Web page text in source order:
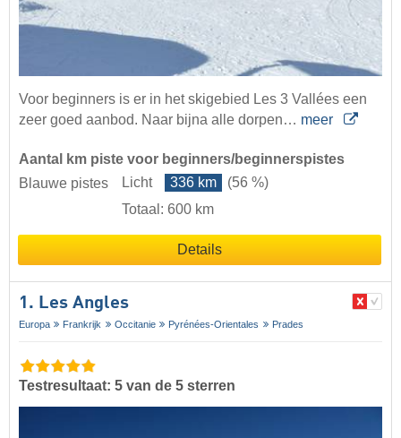
Voor beginners is er in het skigebied Les 3 Vallées een
zeer goed aanbod. Naar bijna alle dorpen… meer
Aantal km piste voor beginners/beginnerspistes
Blauwe pistes
Licht 336 km
(56 %)
Totaal: 600 km
Details
1. Les Angles
Europa Frankrijk Occitanie Pyrénées-Orientales Prades
Testresultaat: 5 van de 5 sterren